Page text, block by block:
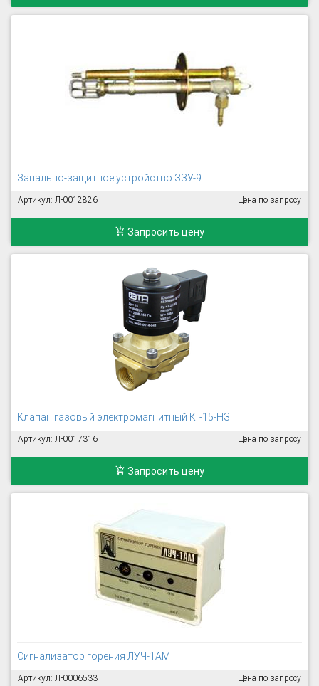
Запально-защитное устройство ЗЗУ-9
Артикул: Л-0012826 Цена по запросу
Запросить цену
Клапан газовый электромагнитный КГ-15-НЗ
Артикул: Л-0017316 Цена по запросу
Запросить цену
Сигнализатор горения ЛУЧ-1АМ
Артикул: Л-0006533 Цена по запросу